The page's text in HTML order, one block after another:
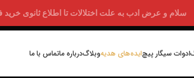
سلام و عرض ادب به علت اختلالات تا اطلاع ثانوی خرید فقط از طریق پیامک
ادوات سیگار پیچایده‌های هدیهوبلاگدرباره ماتماس با ما